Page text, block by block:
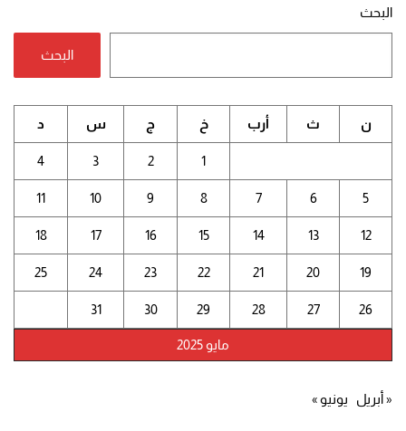
البحث
البحث
مايو 2025
ن ث أرب خ ج س د
1
2
3
4
5
6
7
8
9
10
11
12
13
14
15
16
17
18
19
20
21
22
23
24
25
26
27
28
29
30
31
« أبريل يونيو »